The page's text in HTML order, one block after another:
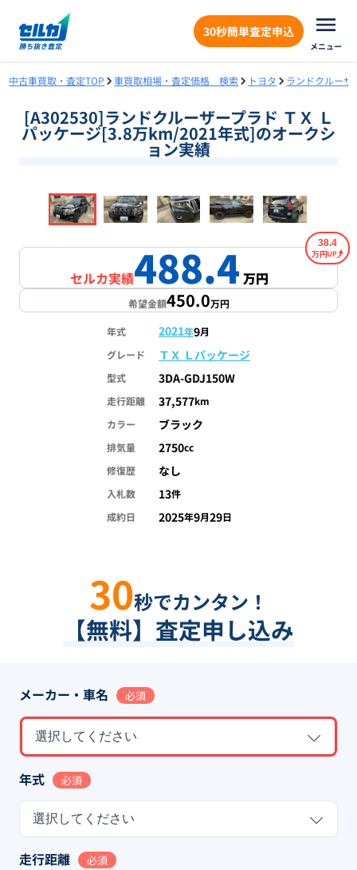
30秒簡単査定申込
メニュー
中古車買取・査定TOP 車買取相場・査定価格 検索 トヨタ ランドクルーザ
[A302530]ランドクルーザープラド ＴＸ Ｌ
パッケージ[3.8万km/2021年式]のオークシ
ョン実績
1/18
セルカ実績488.4万円
38.4
万円
希望金額450.0万円
年式 2021年9月
グレード
ＴＸ Ｌパッケージ
型式 3DA-GDJ150W
走行距離 37,577km
カラー
ブラック
排気量 2750cc
修復歴
なし
入札数 13件
成約日
2025年9月29日
30秒でカンタン！
【無料】査定申し込み
メーカー・車名 必須
選択してください
年式 必須
選択してください
走行距離 必須